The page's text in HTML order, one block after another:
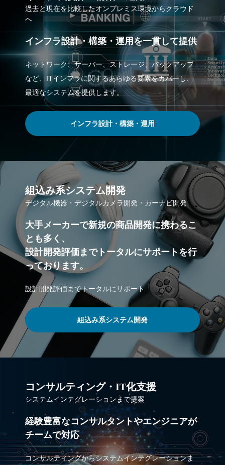
過去と現在を比較したオンプレミス環境からクラウド
へ
インフラ設計・構築・運用を一貫して提供
ネットワーク、サーバー、ストレージ、バックアップ
など、ITインフラに関するあらゆる要素をカバーし、
最適なシステムを提供します。
インフラ設計・構築・運用
組込み系システム開発
デジタル機器・デジタルカメラ開発・カーナビ開発
大手メーカーで新規の商品開発に携わるこ
とも多く、
設計開発評価までトータルにサポートを行
っております。
設計開発評価までトータルにサポート
組込み系システム開発
コンサルティング・IT化支援
システムインテグレーションまで提案
経験豊富なコンサルタントやエンジニアが
チームで対応
コンサルティングからシステムインテグレーションま